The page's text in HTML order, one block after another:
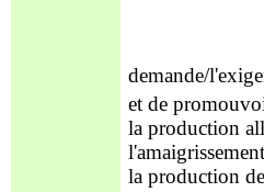
demande/
et de
la production
la production